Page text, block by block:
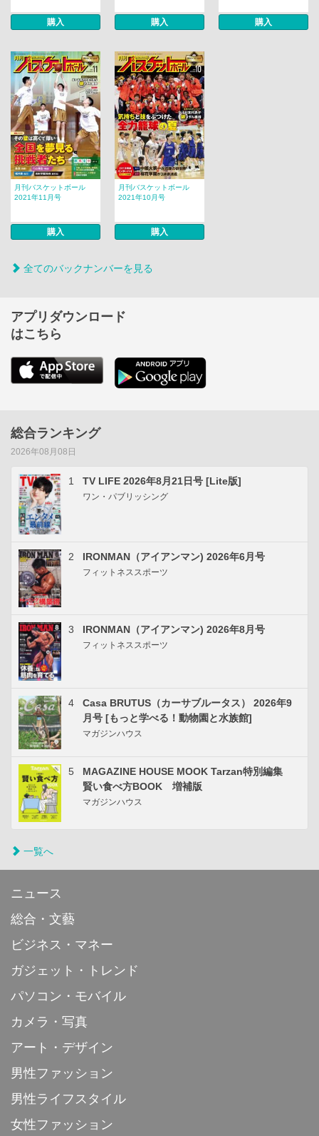
購入 購入 購入
月刊バスケットボール
2021年11月号
購入
月刊バスケットボール
2021年10月号
購入
全てのバックナンバーを見る
アプリダウンロード
はこちら
総合ランキング
2026年08月08日
1 TV LIFE 2026年8月21日号 [Lite版]
ワン・パブリッシング
2 IRONMAN（アイアンマン) 2026年6月号
フィットネススポーツ
3 IRONMAN（アイアンマン) 2026年8月号
フィットネススポーツ
4
Casa BRUTUS（カーサブルータス） 2026年9
月号 [もっと学べる！動物園と水族館]
マガジンハウス
5
MAGAZINE HOUSE MOOK Tarzan特別編集
賢い食べ方BOOK 増補版
マガジンハウス
一覧へ
ニュース
総合・文藝
ビジネス・マネー
ガジェット・トレンド
パソコン・モバイル
カメラ・写真
アート・デザイン
男性ファッション
男性ライフスタイル
女性ファッション